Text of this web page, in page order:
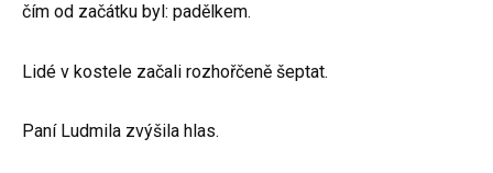
čím od začátku byl: padělkem.
Lidé v kostele začali rozhořčeně šeptat.
Paní Ludmila zvýšila hlas.